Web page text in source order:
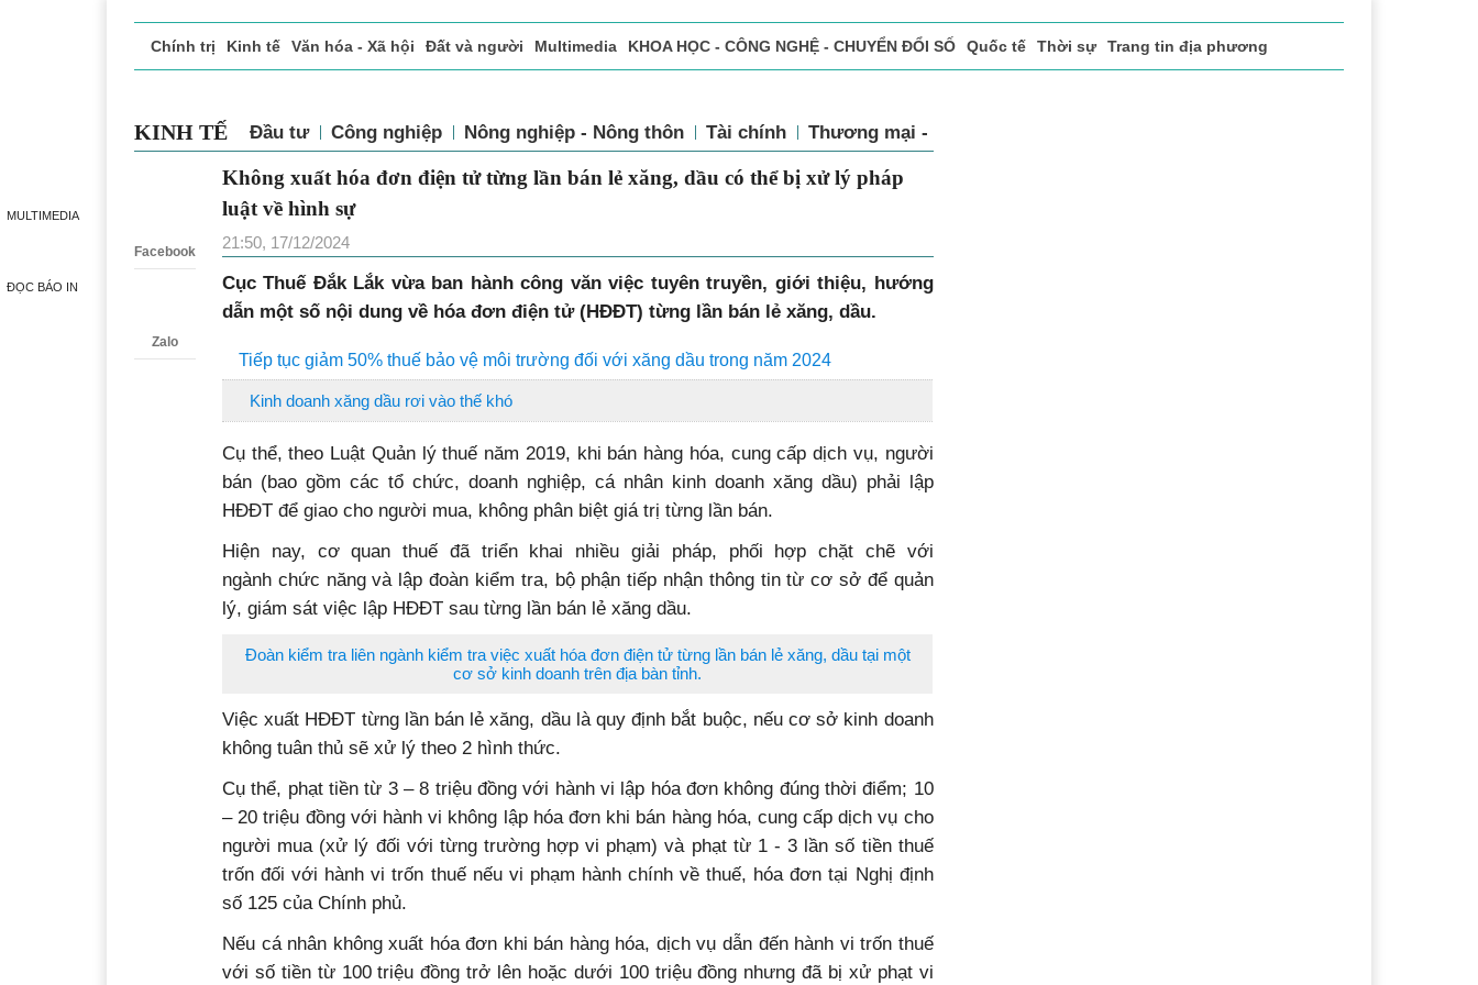
MULTIMEDIA
ĐỌC BÁO IN
Chính trị Kinh tế Văn hóa - Xã hội Đất và người Multimedia KHOA HỌC - CÔNG NGHỆ - CHUYỂN ĐỔI SỐ Quốc tế Thời sự Trang tin địa phương
KINH TẾ Đầu tư Công nghiệp Nông nghiệp - Nông thôn Tài chính Thương mại - Dịch vụ
Facebook
Zalo
Không xuất hóa đơn điện tử từng lần bán lẻ xăng, dầu có thể bị
xử lý pháp luật về hình sự
21:50, 17/12/2024
Cục Thuế Đắk Lắk vừa ban hành công văn việc tuyên truyền, giới thiệu, hướng
dẫn một số nội dung về hóa đơn điện tử (HĐĐT) từng lần bán lẻ xăng, dầu.
Tiếp tục giảm 50% thuế bảo vệ môi trường đối với xăng dầu trong năm 2024
Kinh doanh xăng dầu rơi vào thế khó
Cụ thể, theo Luật Quản lý thuế năm 2019, khi bán hàng hóa, cung cấp dịch vụ, người
bán (bao gồm các tổ chức, doanh nghiệp, cá nhân kinh doanh xăng dầu) phải lập
HĐĐT để giao cho người mua, không phân biệt giá trị từng lần bán.
Hiện nay, cơ quan thuế đã triển khai nhiều giải pháp, phối hợp chặt chẽ với
ngành chức năng và lập đoàn kiểm tra, bộ phận tiếp nhận thông tin từ cơ sở để quản
lý, giám sát việc lập HĐĐT sau từng lần bán lẻ xăng dầu.
Đoàn kiểm tra liên ngành kiểm tra việc xuất hóa đơn điện tử từng lần bán lẻ xăng, dầu tại một
cơ sở kinh doanh trên địa bàn tỉnh.
Việc xuất HĐĐT từng lần bán lẻ xăng, dầu là quy định bắt buộc, nếu cơ sở kinh doanh
không tuân thủ sẽ xử lý theo 2 hình thức.
Cụ thể, phạt tiền từ 3 – 8 triệu đồng với hành vi lập hóa đơn không đúng thời điểm; 10
– 20 triệu đồng với hành vi không lập hóa đơn khi bán hàng hóa, cung cấp dịch vụ cho
người mua (xử lý đối với từng trường hợp vi phạm) và phạt từ 1 - 3 lần số tiền thuế
trốn đối với hành vi trốn thuế nếu vi phạm hành chính về thuế, hóa đơn tại Nghị định
số 125 của Chính phủ.
Nếu cá nhân không xuất hóa đơn khi bán hàng hóa, dịch vụ dẫn đến hành vi trốn thuế
với số tiền từ 100 triệu đồng trở lên hoặc dưới 100 triệu đồng nhưng đã bị xử phạt vi